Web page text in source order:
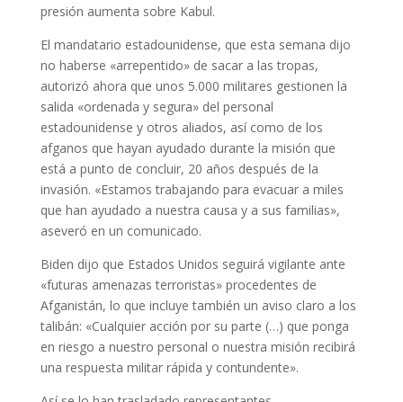
presión aumenta sobre Kabul.
El mandatario estadounidense, que esta semana dijo
no haberse «arrepentido» de sacar a las tropas,
autorizó ahora que unos 5.000 militares gestionen la
salida «ordenada y segura» del personal
estadounidense y otros aliados, así como de los
afganos que hayan ayudado durante la misión que
está a punto de concluir, 20 años después de la
invasión. «Estamos trabajando para evacuar a miles
que han ayudado a nuestra causa y a sus familias»,
aseveró en un comunicado.
Biden dijo que Estados Unidos seguirá vigilante ante
«futuras amenazas terroristas» procedentes de
Afganistán, lo que incluye también un aviso claro a los
talibán: «Cualquier acción por su parte (…) que ponga
en riesgo a nuestro personal o nuestra misión recibirá
una respuesta militar rápida y contundente».